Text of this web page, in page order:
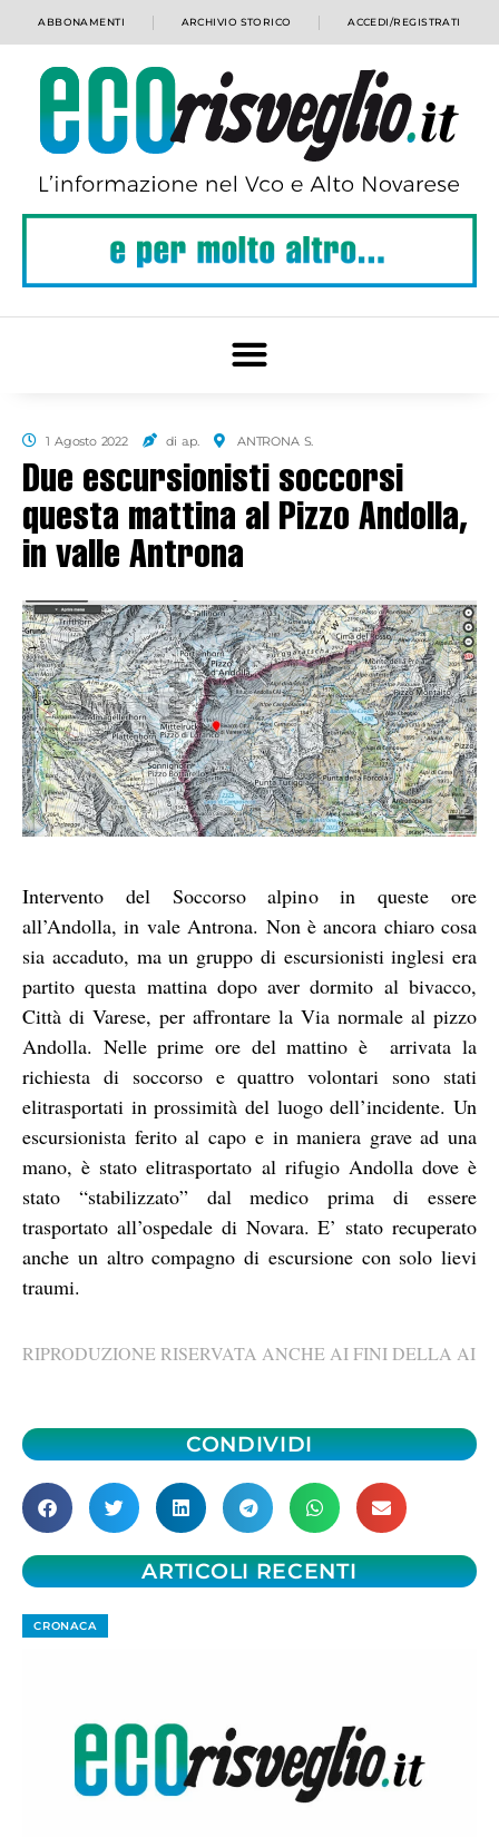
ABBONAMENTI ARCHIVIO STORICO ACCEDI/REGISTRATI
1 Agosto 2022 di a.p. ANTRONA S.
Due escursionisti soccorsi
questa mattina al Pizzo Andolla,
in valle Antrona
Intervento del Soccorso alpino in queste ore
all’Andolla, in vale Antrona. Non è ancora chiaro cosa
sia accaduto, ma un gruppo di escursionisti inglesi era
partito questa mattina dopo aver dormito al bivacco,
Città di Varese, per affrontare la Via normale al pizzo
Andolla. Nelle prime ore del mattino è
arrivata la
richiesta di soccorso e quattro volontari sono stati
elitrasportati in prossimità del luogo dell’incidente. Un
escursionista ferito al capo e in maniera grave ad una
mano, è stato elitrasportato al rifugio Andolla dove è
stato “stabilizzato” dal medico prima di essere
trasportato all’ospedale di Novara. E’ stato recuperato
anche un altro compagno di escursione con solo lievi
traumi.
RIPRODUZIONE RISERVATA ANCHE AI FINI DELLA AI
CONDIVIDI
ARTICOLI RECENTI
CRONACA